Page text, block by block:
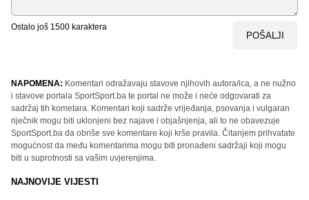
Ostalo još 1500 karaktera
POŠALJI
NAPOMENA: Komentari odražavaju stavove njihovih autora/ica, a ne nužno
i stavove portala SportSport.ba te portal ne može i neće odgovarati za
sadržaj tih kometara. Komentari koji sadrže vrijeđanja, psovanja i vulgaran
riječnik mogu biti uklonjeni bez najave i objašnjenja, ali to ne obavezuje
SportSport.ba da obriše sve komentare koji krše pravila. Čitanjem prihvatate
mogućnost da među komentarima mogu biti pronađeni sadržaji koji mogu
biti u suprotnosti sa vašim uvjerenjima.
NAJNOVIJE VIJESTI